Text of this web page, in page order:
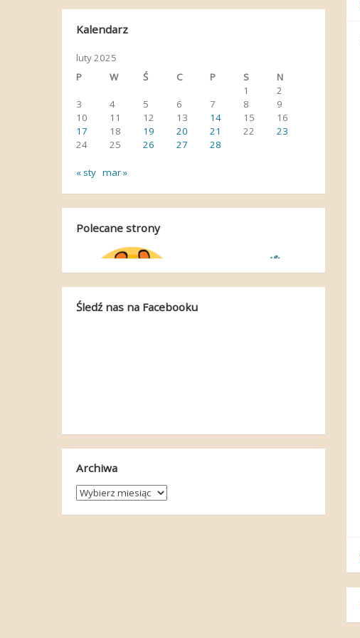
Kalendarz
luty 2025
P
W Ś C P S
N
1
2
3
4 5 6 7 8
9
10
11 12 13 14 15
16
17
18 19 20 21 22
23
24
25 26 27 28
« sty mar »
Polecane strony
Śledź nas na Facebooku
Archiwa
Archiwa